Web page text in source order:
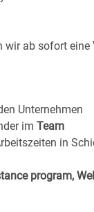
wir ab sofort eine
Unternehmen
im Team
in
program,